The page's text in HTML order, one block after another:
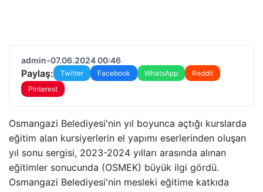
admin•07.06.2024 00:46
Paylaş: Twitter Facebook WhatsApp
Reddit
Pinterest
Osmangazi Belediyesi'nin yıl boyunca açtığı kurslarda
eğitim alan kursiyerlerin el yapımı eserlerinden oluşan
yıl sonu sergisi, 2023-2024 yılları arasında alınan
eğitimler sonucunda (OSMEK) büyük ilgi gördü.
Osmangazi Belediyesi'nin mesleki eğitime katkıda